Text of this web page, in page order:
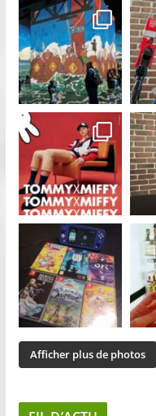
Afficher plus de photos